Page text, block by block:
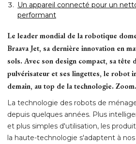
Un appareil connecté pour un
performant
Le leader mondial de la robotique
Braava Jet, sa dernière innovation en
sols. Avec son design compact, sa tête
pulvérisateur et ses lingettes, le robot
demain, au top de la technologie. Zoom.
La technologie des robots de
depuis quelques années. Plus
et plus simples d'utilisation, les
la haute-technologie s'adaptent à